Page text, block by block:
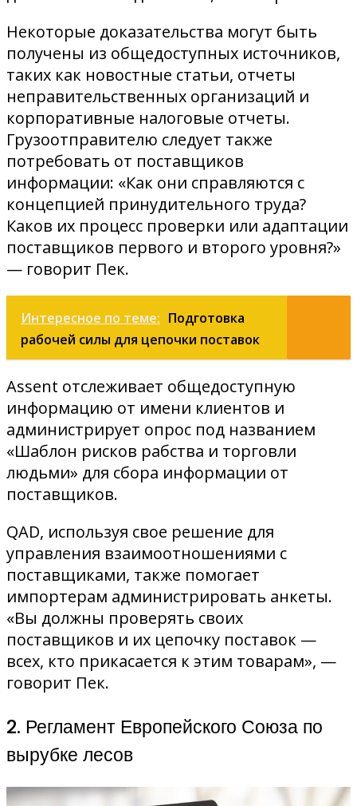
Некоторые доказательства могут быть
получены из общедоступных источников,
таких как новостные статьи, отчеты
неправительственных организаций и
корпоративные налоговые отчеты.
Грузоотправителю следует также
потребовать от поставщиков
информации: «Как они справляются с
концепцией принудительного труда?
Каков их процесс проверки или адаптации
поставщиков первого и второго уровня?»
— говорит Пек.
Интересное по теме: Подготовка
рабочей силы для цепочки поставок
Assent отслеживает общедоступную
информацию от имени клиентов и
администрирует опрос под названием
«Шаблон рисков рабства и торговли
людьми» для сбора информации от
поставщиков.
QAD, используя свое решение для
управления взаимоотношениями с
поставщиками, также помогает
импортерам администрировать анкеты.
«Вы должны проверять своих
поставщиков и их цепочку поставок —
всех, кто прикасается к этим товарам», —
говорит Пек.
2. Регламент Европейского Союза по
вырубке лесов